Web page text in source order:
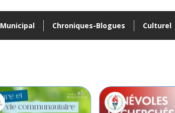
Municipal Chroniques-Blogues Culturel